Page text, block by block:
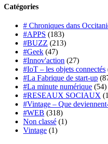
Catégories
# Chroniques dans
#APPS (183)
#BUZZ (213)
#Geek (47)
#Innov'action (27)
#IoT – les objets connectés
#La Fabrique de start-up
#La minute numérique (54)
#RESEAUX SOCIAUX
#Vintage – Que
#WEB (318)
Non classé (1)
Vintage (1)